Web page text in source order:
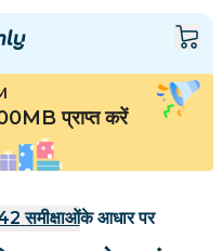
प्राप्त करें
समीक्षाओंके आधार पर